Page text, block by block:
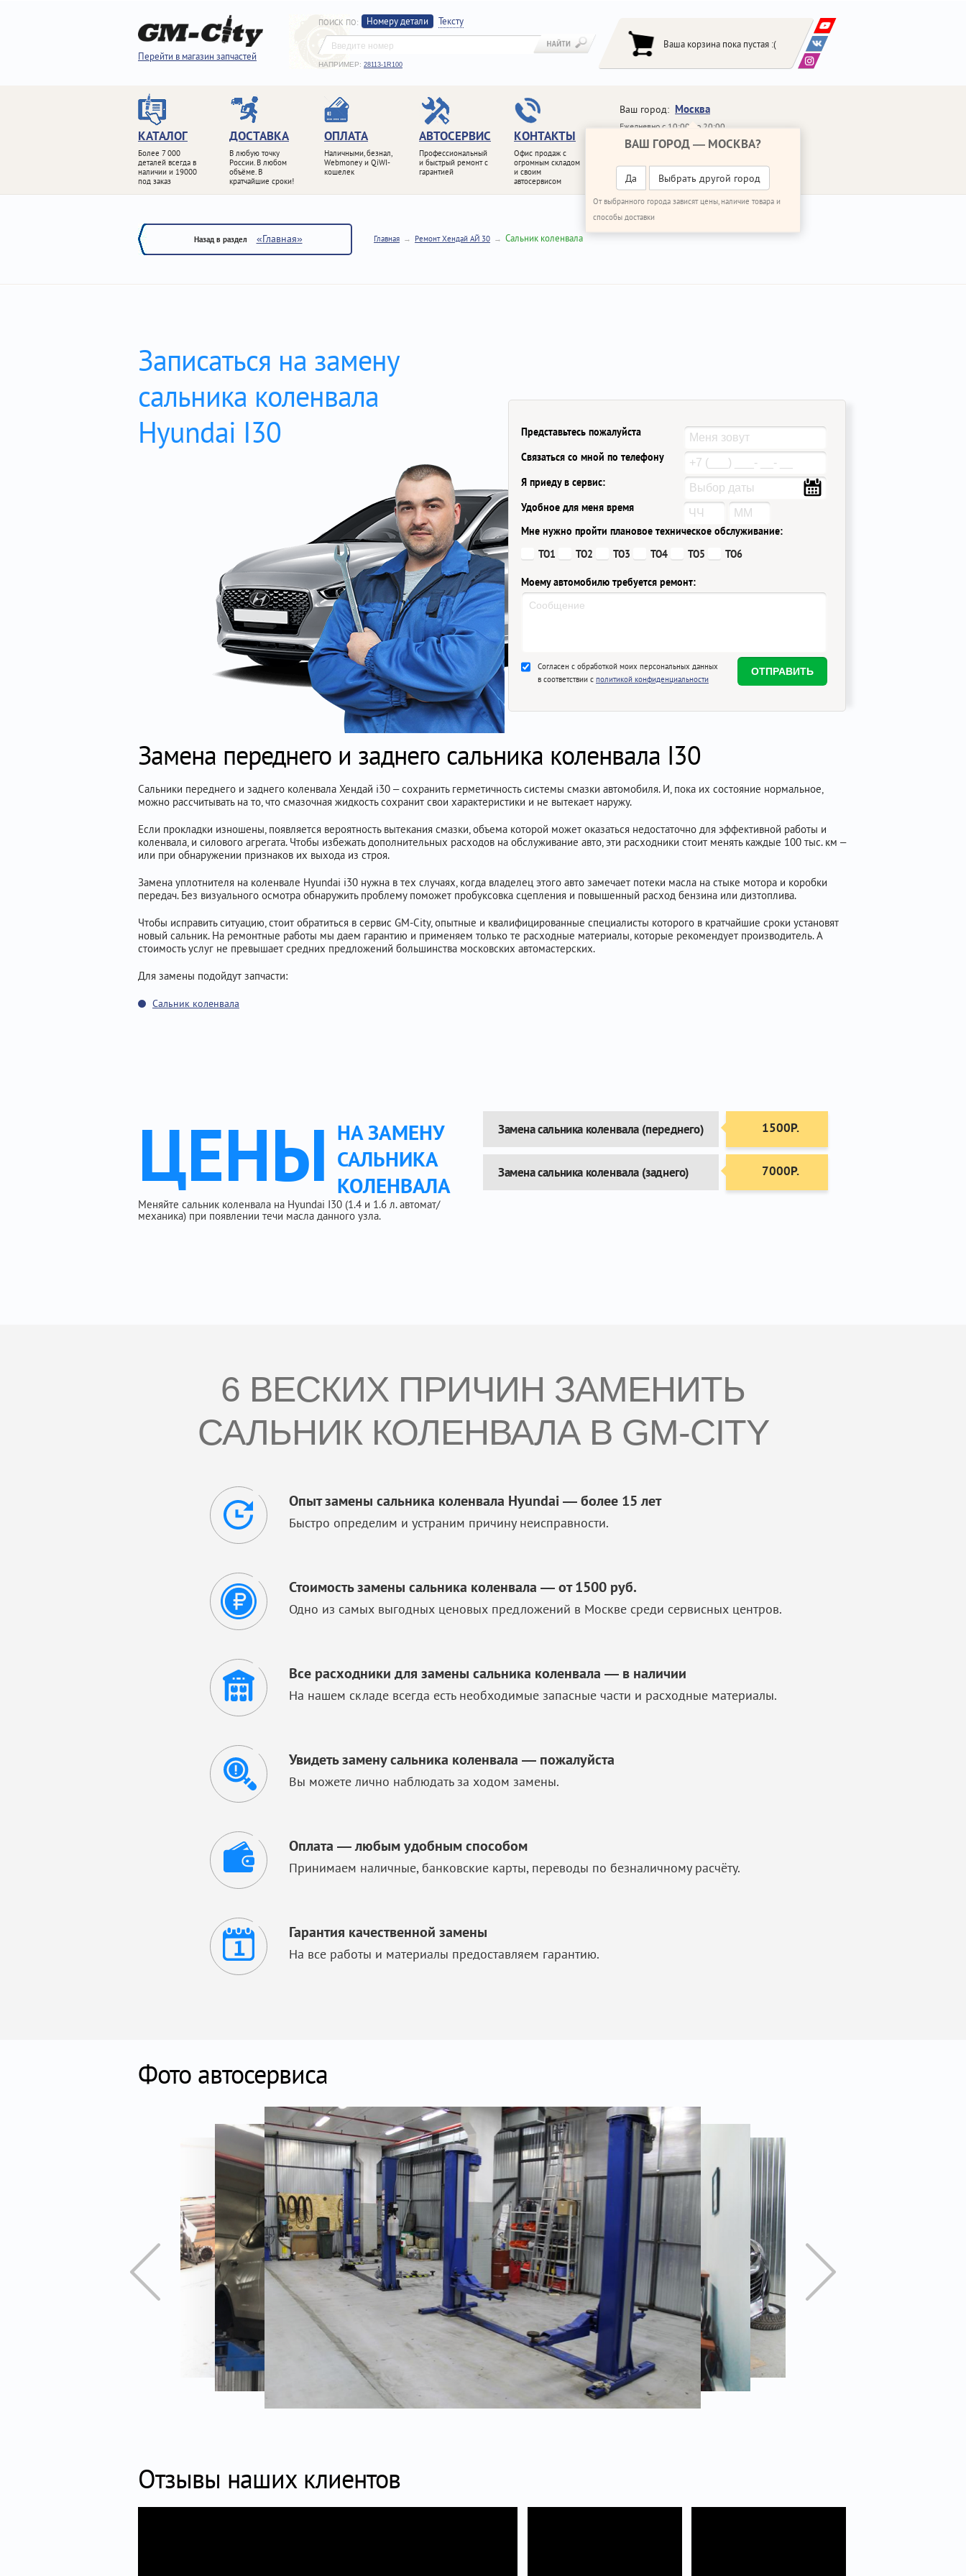
Перейти в магазин запчастей
ПОИСК ПО: Номеру детали Тексту
НАПРИМЕР: 28113-1R100
Ваша корзина пока пустая :(
КАТАЛОГ
Более 7 000
деталей всегда в
наличии и 19000
под заказ
ДОСТАВКА
В любую точку
России. В любом
объёме. В
кратчайшие сроки!
ОПЛАТА
Наличными, безнал,
Webmoney и QiWI-
кошелек
АВТОСЕРВИС
Профессиональный
и быстрый ремонт с
гарантией
КОНТАКТЫ
Офис продаж с
огромным складом
и своим
автосервисом
Ваш город: Москва
ВАШ ГОРОД — МОСКВА?
Да Выбрать другой город
От выбранного города зависят цены, наличие товара и
способы доставки
Ежедневно с 10:00 до 20:00
+7 (495) 648-64-30
ПЕРЕЗВОНИТЬ МНЕ
Назад в раздел «Главная» Главная Ремонт Хендай АЙ 30 Сальник коленвала
Записаться на замену
сальника коленвала
Hyundai I30
Представьтесь пожалуйста
Связаться со мной по телефону
Я приеду в сервис:
Удобное для меня время
Мне нужно пройти плановое техническое обслуживание:
ТО1
ТО2 ТО3 ТО4 ТО5 ТО6
Моему автомобилю требуется ремонт:
Согласен с обработкой моих персональных данных
в соответствии с политикой конфиденциальности
Замена переднего и заднего сальника коленвала I30
Сальники переднего и заднего коленвала Хендай i30 – сохранить герметичность системы смазки автомобиля. И, пока их состояние нормальное,
можно рассчитывать на то, что смазочная жидкость сохранит свои характеристики и не вытекает наружу.
Если прокладки изношены, появляется вероятность вытекания смазки, объема которой может оказаться недостаточно для эффективной работы и
коленвала, и силового агрегата. Чтобы избежать дополнительных расходов на обслуживание авто, эти расходники стоит менять каждые 100 тыс. км –
или при обнаружении признаков их выхода из строя.
Замена уплотнителя на коленвале Hyundai i30 нужна в тех случаях, когда владелец этого авто замечает потеки масла на стыке мотора и коробки
передач. Без визуального осмотра обнаружить проблему поможет пробуксовка сцепления и повышенный расход бензина или дизтоплива.
Чтобы исправить ситуацию, стоит обратиться в сервис GM-City, опытные и квалифицированные специалисты которого в кратчайшие сроки установят
новый сальник. На ремонтные работы мы даем гарантию и применяем только те расходные материалы, которые рекомендует производитель. А
стоимость услуг не превышает средних предложений большинства московских автомастерских.
Для замены подойдут запчасти:
Сальник коленвала
ЦЕНЫ НА ЗАМЕНУ
САЛЬНИКА
КОЛЕНВАЛА
Меняйте сальник коленвала на Hyundai I30 (1.4 и 1.6 л. автомат/
механика) при появлении течи масла данного узла.
Замена сальника коленвала (переднего) 1500Р.
Замена сальника коленвала (заднего) 7000Р.
6 ВЕСКИХ ПРИЧИН ЗАМЕНИТЬ
САЛЬНИК КОЛЕНВАЛА В GM-CITY
Опыт замены сальника коленвала Hyundai — более 15 лет
Быстро определим и устраним причину неисправности.
Стоимость замены сальника коленвала — от 1500 руб.
Одно из самых выгодных ценовых предложений в Москве среди сервисных центров.
Все расходники для замены сальника коленвала — в наличии
На нашем складе всегда есть необходимые запасные части и расходные материалы.
Увидеть замену сальника коленвала — пожалуйста
Вы можете лично наблюдать за ходом замены.
Оплата — любым удобным способом
Принимаем наличные, банковские карты, переводы по безналичному расчёту.
Гарантия качественной замены
На все работы и материалы предоставляем гарантию.
Фото автосервиса
Отзывы наших клиентов